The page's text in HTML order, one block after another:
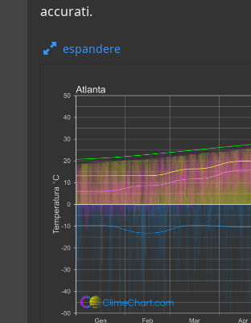
accurati.
espandere